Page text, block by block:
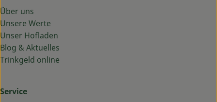
Über uns
Unsere Werte
Unser Hofladen
Blog & Aktuelles
Trinkgeld online
Service